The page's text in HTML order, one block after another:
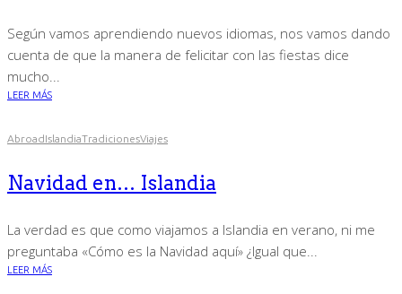
Según vamos aprendiendo nuevos idiomas, nos vamos dando
cuenta de que la manera de felicitar con las fiestas dice
mucho...
LEER MÁS
AbroadIslandiaTradicionesViajes
Navidad en… Islandia
La verdad es que como viajamos a Islandia en verano, ni me
preguntaba «Cómo es la Navidad aquí» ¿Igual que...
LEER MÁS